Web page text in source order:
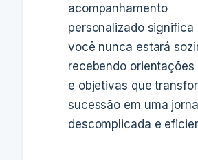
acompanhamento
personalizado significa
você nunca estará
recebendo orientações
e objetivas que
sucessão em uma
descomplicada e